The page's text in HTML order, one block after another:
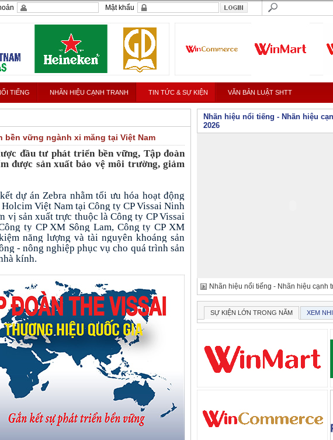
Mật khẩu
TIẾNG NHÃN HIỆU CẠNH TRANH TIN TỨC & SỰ KIỆN VĂN BẢN LUẬT SHTT
vững ngành xi măng tại Việt Nam
đầu tư phát triển bền vững, Tập đoàn
được sản xuấtbảo vệ môi trường, giảm
dự án Zebra nhằm tối ưu hóa hoạt động
Việt Nam tại Công ty CP Vissai Ninh
vị sản xuất trực thuộc là Công ty CP Vissai
ty CP XM Sông Lam, Công ty CP XM
năng lượng và tài nguyên khoáng sản
- nông nghiệp phục vụ cho quá trình sản
kính.
Nhãn hiệu nổi tiếng - Nhãn hiệu
2026
Nhãn hiệu nổi tiếng - Nhãn hiệu cạnh
SỰ KIỆN LỚN TRONG NĂM XEM